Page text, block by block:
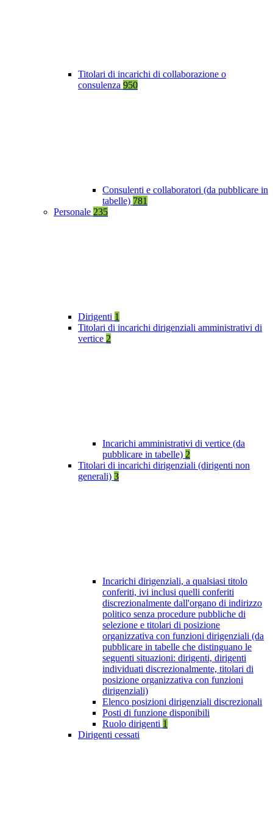
Titolari di incarichi di collaborazione o
consulenza 950
Consulenti e collaboratori (da pubblicare in
tabelle) 781
Personale 235
Dirigenti 1
Titolari di incarichi dirigenziali amministrativi di
vertice 2
Incarichi amministrativi di vertice (da
pubblicare in tabelle) 2
Titolari di incarichi dirigenziali (dirigenti non
generali) 3
Incarichi dirigenziali, a qualsiasi titolo
conferiti, ivi inclusi quelli conferiti
discrezionalmente dall'organo di indirizzo
politico senza procedure pubbliche di
selezione e titolari di posizione
organizzativa con funzioni dirigenziali (da
pubblicare in tabelle che distinguano le
seguenti situazioni: dirigenti, dirigenti
individuati discrezionalmente, titolari di
posizione organizzativa con funzioni
dirigenziali)
Elenco posizioni dirigenziali discrezionali
Posti di funzione disponibili
Ruolo dirigenti 1
Dirigenti cessati